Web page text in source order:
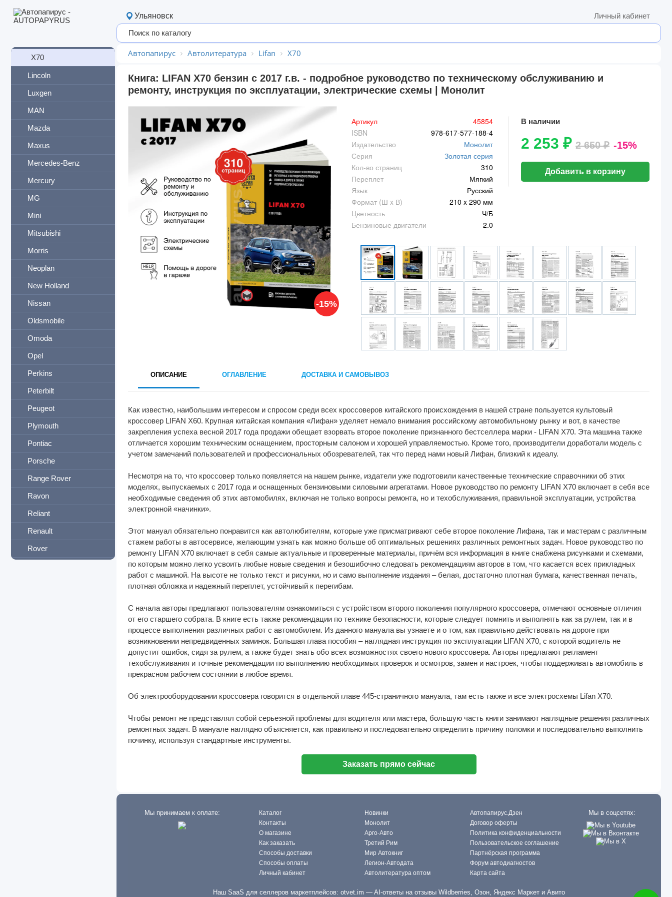
X50
X70
Lincoln
Luxgen
MAN
Mazda
Maxus
Mercedes-Benz
Mercury
MG
Mini
Mitsubishi
Morris
Neoplan
New Holland
Nissan
Oldsmobile
Omoda
Opel
Perkins
Peterbilt
Peugeot
Plymouth
Pontiac
Porsche
Range Rover
Ravon
Reliant
Renault
Rover
Ульяновск Личный кабинет
Автопапирус Автолитература Lifan X70
Книга: LIFAN X70 бензин с 2017 г.в. - подробное руководство по техническому обслуживанию и
ремонту, инструкция по эксплуатации, электрические схемы | Монолит
-15%
Артикул
45854
ISBN
978-617-577-188-4
Издательство
Монолит
Серия
Золотая серия
Кол-во страниц
310
Переплет
Мягкий
Язык
Русский
Формат (Ш x В)
210 x 290 мм
Цветность
Ч/Б
Бензиновые двигатели
2.0
В наличии
2 253 ₽2 650 ₽ -15%
Добавить в корзину
ОПИСАНИЕ ОГЛАВЛЕНИЕ ДОСТАВКА И САМОВЫВОЗ
Как известно, наибольшим интересом и спросом среди всех кроссоверов китайского происхождения в нашей стране пользуется культовый
кроссовер LIFAN X60. Крупная китайская компания «Лифан» уделяет немало внимания российскому автомобильному рынку и вот, в качестве
закрепления успеха весной 2017 года продажи обещает взорвать второе поколение признанного бестселлера марки - LIFAN X70. Эта машина также
отличается хорошим техническим оснащением, просторным салоном и хорошей управляемостью. Кроме того, производители доработали модель с
учетом замечаний пользователей и профессиональных обозревателей, так что перед нами новый Лифан, близкий к идеалу.
Несмотря на то, что кроссовер только появляется на нашем рынке, издатели уже подготовили качественные технические справочники об этих
моделях, выпускаемых с 2017 года и оснащенных бензиновыми силовыми агрегатами. Новое руководство по ремонту LIFAN X70 включает в себя все
необходимые сведения об этих автомобилях, включая не только вопросы ремонта, но и техобслуживания, правильной эксплуатации, устройства
электронной «начинки».
Этот мануал обязательно понравится как автолюбителям, которые уже присматривают себе второе поколение Лифана, так и мастерам с различным
стажем работы в автосервисе, желающим узнать как можно больше об оптимальных решениях различных ремонтных задач. Новое руководство по
ремонту LIFAN X70 включает в себя самые актуальные и проверенные материалы, причём вся информация в книге снабжена рисунками и схемами,
по которым можно легко усвоить любые новые сведения и безошибочно следовать рекомендациям авторов в том, что касается всех прикладных
работ с машиной. На высоте не только текст и рисунки, но и само выполнение издания – белая, достаточно плотная бумага, качественная печать,
плотная обложка и надежный переплет, устойчивый к перегибам.
С начала авторы предлагают пользователям ознакомиться с устройством второго поколения популярного кроссовера, отмечают основные отличия
от его старшего собрата. В книге есть также рекомендации по технике безопасности, которые следует помнить и выполнять как за рулем, так и в
процессе выполнения различных работ с автомобилем. Из данного мануала вы узнаете и о том, как правильно действовать на дороге при
возникновении непредвиденных заминок. Большая глава пособия – наглядная инструкция по эксплуатации LIFAN X70, с которой водитель не
допустит ошибок, сидя за рулем, а также будет знать обо всех возможностях своего нового кроссовера. Авторы предлагают регламент
техобслуживания и точные рекомендации по выполнению необходимых проверок и осмотров, замен и настроек, чтобы поддерживать автомобиль в
прекрасном рабочем состоянии в любое время.
Об электрооборудовании кроссовера говорится в отдельной главе 445-страничного мануала, там есть также и все электросхемы Lifan X70.
Чтобы ремонт не представлял собой серьезной проблемы для водителя или мастера, большую часть книги занимают наглядные решения различных
ремонтных задач. В мануале наглядно объясняется, как правильно и последовательно определить причину поломки и последовательно выполнить
починку, используя стандартные инструменты.
Заказать прямо сейчас
Мы принимаем к оплате:
Каталог
Контакты
О магазине
Как заказать
Способы доставки
Способы оплаты
Личный кабинет
Новинки
Монолит
Арго-Авто
Третий Рим
Мир Автокниг
Легион-Автодата
Автолитература оптом
Автопапирус.Дзен
Договор оферты
Политика конфиденциальности
Пользовательское соглашение
Партнёрская программа
Форум автодиагностов
Карта сайта
Мы в соцсетях:
Наш SaaS для селлеров маркетплейсов: otvet.im — AI-ответы на отзывы Wildberries, Озон, Яндекс Маркет и Авито